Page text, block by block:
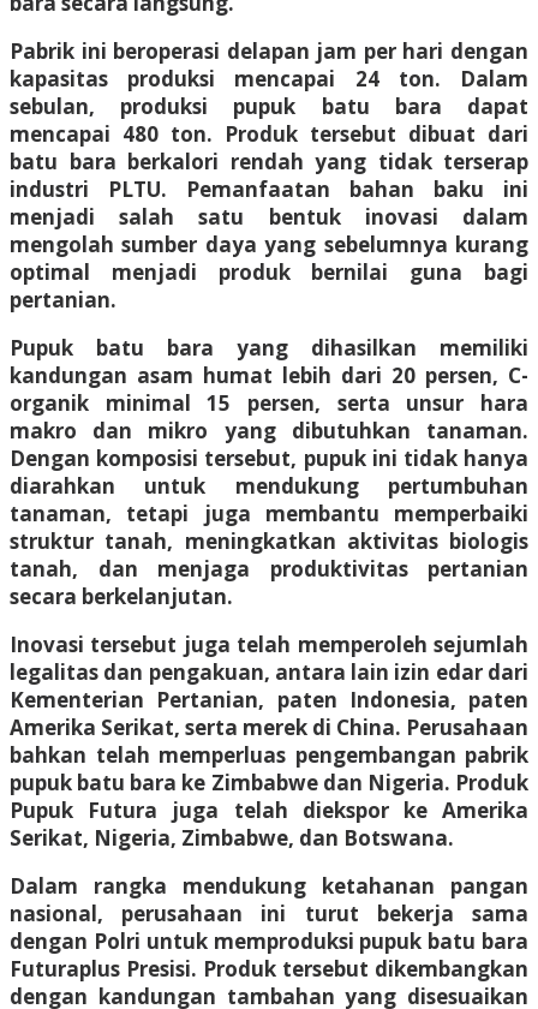
Pabrik ini beroperasi delapan jam per hari dengan
kapasitas produksi mencapai 24 ton. Dalam
sebulan, produksi pupuk batu bara dapat
mencapai 480 ton. Produk tersebut dibuat dari
batu bara berkalori rendah yang tidak terserap
industri PLTU. Pemanfaatan bahan baku ini
menjadi salah satu bentuk inovasi dalam
mengolah sumber daya yang sebelumnya kurang
optimal menjadi produk bernilai guna bagi
pertanian.
Pupuk batu bara yang dihasilkan memiliki
kandungan asam humat lebih dari 20 persen, C-
organik minimal 15 persen, serta unsur hara
makro dan mikro yang dibutuhkan tanaman.
Dengan komposisi tersebut, pupuk ini tidak hanya
diarahkan untuk mendukung pertumbuhan
tanaman, tetapi juga membantu memperbaiki
struktur tanah, meningkatkan aktivitas biologis
tanah, dan menjaga produktivitas pertanian
secara berkelanjutan.
Inovasi tersebut juga telah memperoleh sejumlah
legalitas dan pengakuan, antara lain izin edar dari
Kementerian Pertanian, paten Indonesia, paten
Amerika Serikat, serta merek di China. Perusahaan
bahkan telah memperluas pengembangan pabrik
pupuk batu bara ke Zimbabwe dan Nigeria. Produk
Pupuk Futura juga telah diekspor ke Amerika
Serikat, Nigeria, Zimbabwe, dan Botswana.
Dalam rangka mendukung ketahanan pangan
nasional, perusahaan ini turut bekerja sama
dengan Polri untuk memproduksi pupuk batu bara
Futuraplus Presisi. Produk tersebut dikembangkan
dengan kandungan tambahan yang disesuaikan